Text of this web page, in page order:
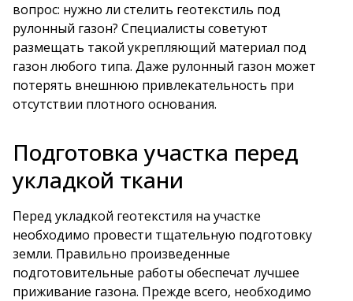
вопрос: нужно ли стелить геотекстиль под
рулонный газон? Специалисты советуют
размещать такой укрепляющий материал под
газон любого типа. Даже рулонный газон может
потерять внешнюю привлекательность при
отсутствии плотного основания.
Подготовка участка перед
укладкой ткани
Перед укладкой геотекстиля на участке
необходимо провести тщательную подготовку
земли. Правильно произведенные
подготовительные работы обеспечат лучшее
приживание газона. Прежде всего, необходимо